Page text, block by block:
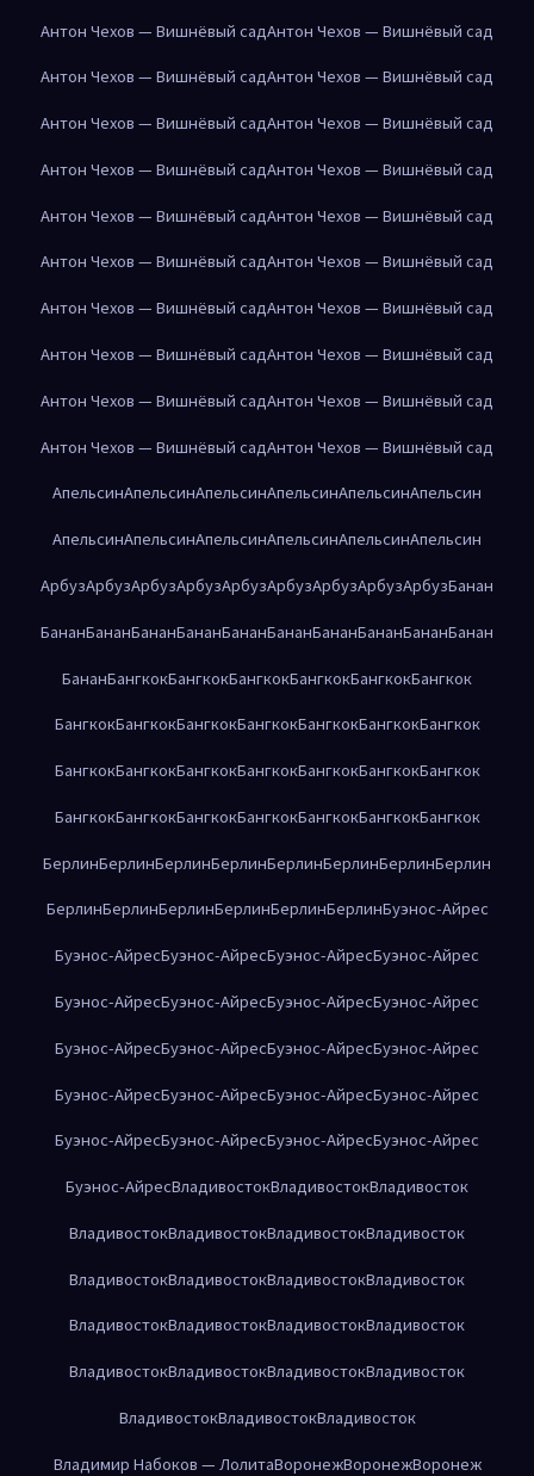
Антон Чехов — Вишнёвый садАнтон Чехов — Вишнёвый сад
Антон Чехов — Вишнёвый садАнтон Чехов — Вишнёвый сад
Антон Чехов — Вишнёвый садАнтон Чехов — Вишнёвый сад
Антон Чехов — Вишнёвый садАнтон Чехов — Вишнёвый сад
Антон Чехов — Вишнёвый садАнтон Чехов — Вишнёвый сад
Антон Чехов — Вишнёвый садАнтон Чехов — Вишнёвый сад
Антон Чехов — Вишнёвый садАнтон Чехов — Вишнёвый сад
Антон Чехов — Вишнёвый садАнтон Чехов — Вишнёвый сад
Антон Чехов — Вишнёвый садАнтон Чехов — Вишнёвый сад
Антон Чехов — Вишнёвый садАнтон Чехов — Вишнёвый сад
АпельсинАпельсинАпельсинАпельсинАпельсинАпельсин
АпельсинАпельсинАпельсинАпельсинАпельсинАпельсин
АрбузАрбузАрбузАрбузАрбузАрбузАрбузАрбузАрбузБанан
БананБананБананБананБананБананБананБананБананБанан
БананБангкокБангкокБангкокБангкокБангкокБангкок
БангкокБангкокБангкокБангкокБангкокБангкокБангкок
БангкокБангкокБангкокБангкокБангкокБангкокБангкок
БангкокБангкокБангкокБангкокБангкокБангкокБангкок
БерлинБерлинБерлинБерлинБерлинБерлинБерлинБерлин
БерлинБерлинБерлинБерлинБерлинБерлинБуэнос-Айрес
Буэнос-АйресБуэнос-АйресБуэнос-АйресБуэнос-Айрес
Буэнос-АйресБуэнос-АйресБуэнос-АйресБуэнос-Айрес
Буэнос-АйресБуэнос-АйресБуэнос-АйресБуэнос-Айрес
Буэнос-АйресБуэнос-АйресБуэнос-АйресБуэнос-Айрес
Буэнос-АйресБуэнос-АйресБуэнос-АйресБуэнос-Айрес
Буэнос-АйресВладивостокВладивостокВладивосток
ВладивостокВладивостокВладивостокВладивосток
ВладивостокВладивостокВладивостокВладивосток
ВладивостокВладивостокВладивостокВладивосток
ВладивостокВладивостокВладивостокВладивосток
ВладивостокВладивостокВладивосток
Владимир Набоков — ЛолитаВоронежВоронежВоронеж